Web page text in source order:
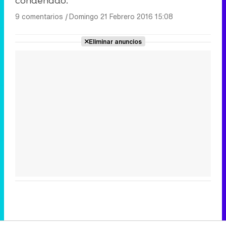
9 comentarios |Domingo 21 Febrero 2016 15:08
Eliminar anuncios